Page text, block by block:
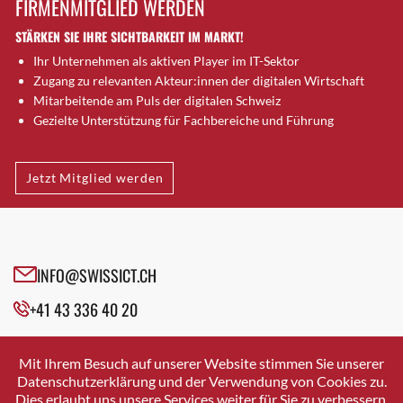
Brugg AG
Brütten
Bubendorf
Bubikon
Buchs (SG)
Bäretswil
Bülach
Cazis
Crissier
Davos Platz
Dierikon
Dietikon
FIRMENMITGLIED WERDEN
STÄRKEN SIE IHRE SICHTBARKEIT IM MARKT!
Ihr Unternehmen als aktiven Player im IT-Sektor
Zugang zu relevanten Akteur:innen der digitalen Wirtschaft
Mitarbeitende am Puls der digitalen Schweiz
Gezielte Unterstützung für Fachbereiche und Führung
Jetzt Mitglied werden
INFO@SWISSICT.CH
+41 43 336 40 20
SWISSICT
VULKANSTRASSE 120
8048 ZURICH
Mit Ihrem Besuch auf unserer Website stimmen Sie unserer
Datenschutzerklärung und der Verwendung von Cookies zu.
Dies erlaubt uns unsere Services weiter für Sie zu verbessern.